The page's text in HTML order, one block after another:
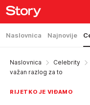
Naslovnica Najnovije
Naslovnica Celebrity
važan razlog za to
RIJETKO JE VIĐAMO